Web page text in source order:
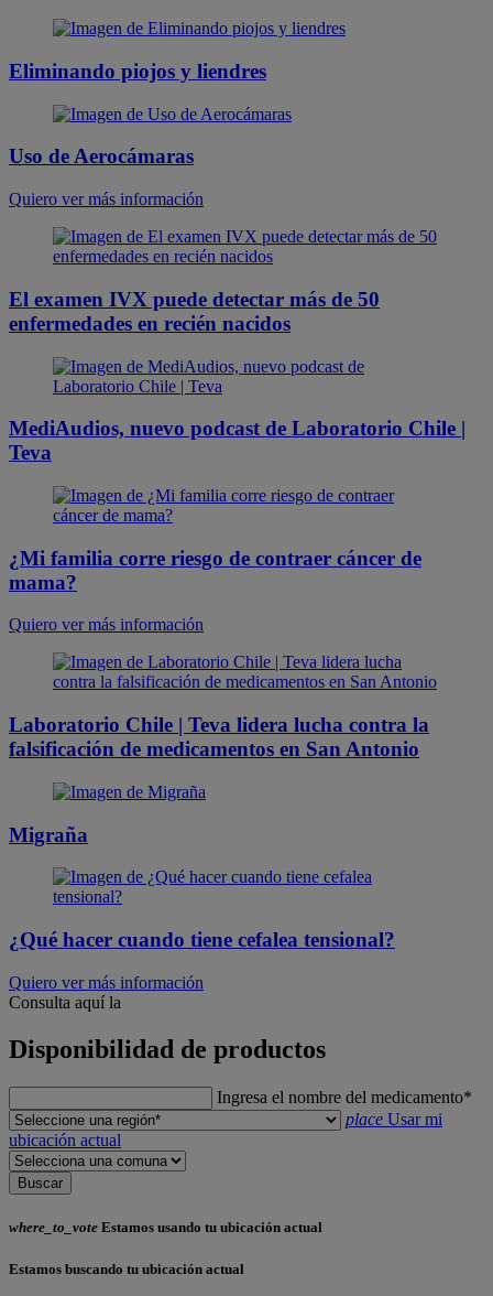
Eliminando piojos y liendres
Uso de Aerocámaras
Quiero ver más información
El examen IVX puede detectar más de 50
enfermedades en recién nacidos
MediAudios, nuevo podcast de Laboratorio Chile |
Teva
¿Mi familia corre riesgo de contraer cáncer de
mama?
Quiero ver más información
Laboratorio Chile | Teva lidera lucha contra la
falsificación de medicamentos en San Antonio
Migraña
¿Qué hacer cuando tiene cefalea tensional?
Quiero ver más información
Consulta aquí la
Disponibilidad de productos
Ingresa el nombre del medicamento*
place Usar mi
ubicación actual
Buscar
where_to_vote Estamos usando tu ubicación actual
Estamos buscando tu ubicación actual